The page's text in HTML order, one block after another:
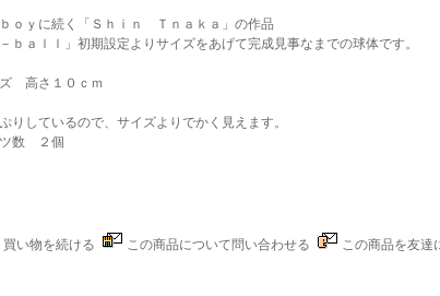
ｂｏｙに続く「Ｓｈｉｎ Ｔｎａｋａ」の作品
－ｂａｌｌ」初期設定よりサイズをあげて完成見事なまでの球体です。
高さ１０ｃｍ
りしているので、サイズよりでかく見えます。
数 ２個
買い物を続ける この商品について問い合わせる この商品を友達